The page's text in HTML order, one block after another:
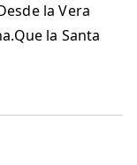
la Vera
la Santa